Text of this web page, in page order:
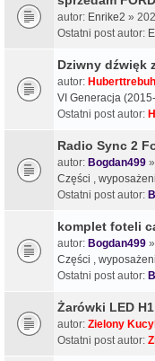
autor: Enrike2 »
Ostatni post autor:
Dziwny dźwięk
autor: Huberttrebuh
VI Generacja
Ostatni post autor:
Radio Sync 2
autor: Bogdan499
Części ,
Ostatni post autor:
komplet foteli
autor: Bogdan499
Części ,
Ostatni post autor:
Żarówki LED H1
autor: Zielony
Ostatni post autor: